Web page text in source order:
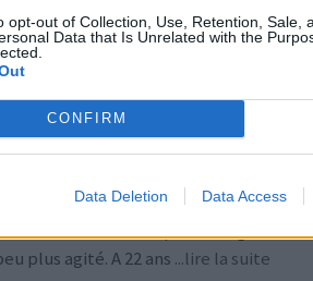
opt-out of Collection, Use, Retention, Sale,
Data that Is Unrelated with the
CONFIRM
Data Deletion Data Access
Efficacité
Quantité effets
pour
arrêté
ou
sont des pertes vaginales
plus agité. A 22 ans ...lire la suite